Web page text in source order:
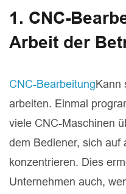
1. CNC-
Arbeit der
CNC-BearbeitungKann
arbeiten. Einmal
viele CNC-Maschinen
dem Bediener, sich auf
konzentrieren. Dies
Unternehmen auch,